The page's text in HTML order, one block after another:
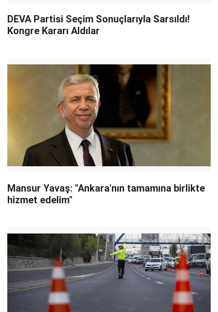
DEVA Partisi Seçim Sonuçlarıyla Sarsıldı!
Kongre Kararı Aldılar
Mansur Yavaş: "Ankara'nın tamamına birlikte
hizmet edelim"